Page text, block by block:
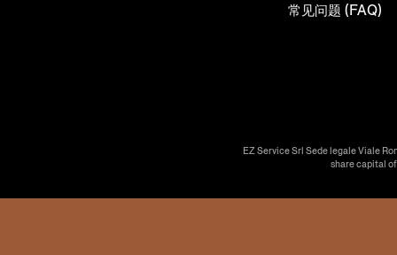
常见问题 (FAQ)
EZ Service Srl Sede legale Viale
share capital